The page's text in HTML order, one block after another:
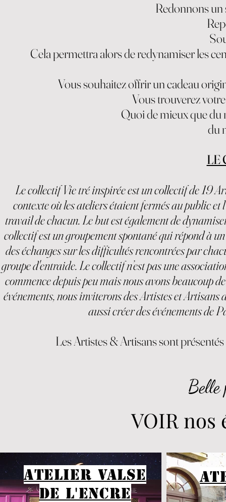
Redonnons un
Cela permettra alors de redynamiser les
Vous souhaitez offrir un cadeau
Vous trouverez
Quoi de mieux que du
du
LE
Le collectif Vie tré inspirée est un collectif de 19
contexte où les ateliers étaient fermés au public et
travail de chacun. Le but est également de
collectif est un groupement spontané qui répond à
des échanges sur les difficultés rencontrées par
groupe d'entraide. Le collectif n’est pas une
commence depuis peu mais nous avons beaucoup
événements, nous inviterons des Artistes et
aussi créer des événements de
Les Artistes & Artisans sont
Belle
VOIR nos
Atelier Valse
de l'encre